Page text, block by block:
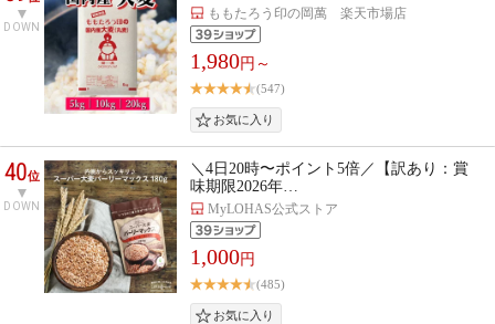
DOWN
ももたろう印の岡萬 楽天市場店
1,980円～
(547)
40位
DOWN
＼4日20時〜ポイント5倍／【訳あり：賞
味期限2026年…
MyLOHAS公式ストア
1,000円
(485)